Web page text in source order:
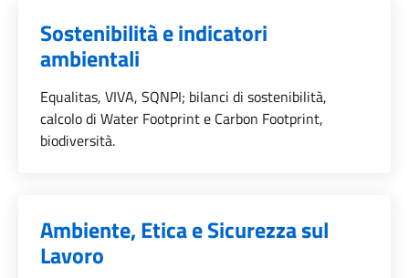
Categoria::
Sostenibilità e indicatori
ambientali
Equalitas, VIVA, SQNPI; bilanci di sostenibilità,
calcolo di Water Footprint e Carbon Footprint,
biodiversità.
Categoria::
Ambiente, Etica e Sicurezza sul
Lavoro